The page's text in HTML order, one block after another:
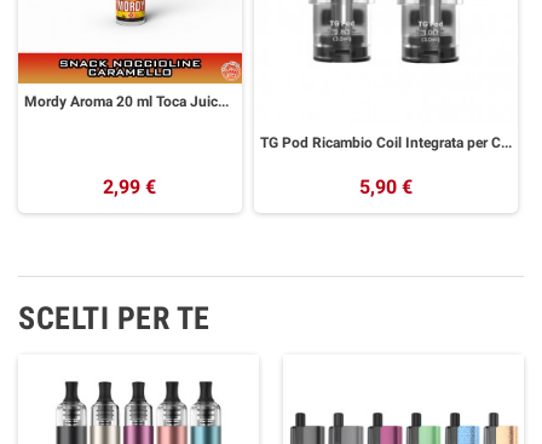
Mordy Aroma 20 ml Toca Juice by Galactika
2,99 €
TG Pod Ricambio Coil Integrata per CYBER G Aspire 2 Pezzi
5,90 €
SCELTI PER TE